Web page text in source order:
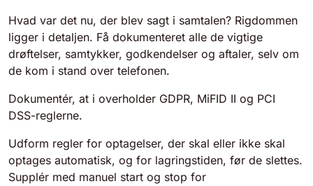
Hvad var det nu, der blev sagt i samtalen? Rigdommen
ligger i detaljen. Få dokumenteret alle de vigtige
drøftelser, samtykker, godkendelser og aftaler, selv om
de kom i stand over telefonen.
Dokumentér, at i overholder GDPR, MiFID II og PCI
DSS-reglerne.
Udform regler for optagelser, der skal eller ikke skal
optages automatisk, og for lagringstiden, før de slettes.
Supplér med manuel start og stop for